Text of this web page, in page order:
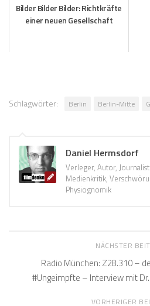
Bilder Bilder Bilder: Richtkräfte
einer neuen Gesellschaft
Schlagwörter: Berlin Berlin-Mitte
Daniel Hermsdorf
Verleger, Autor,
Medienkritik,
Physiognomik
NÄCHSTER
Radio München: Z28.310 –
#Ungeimpfte – Interview mit
VORHERIGER